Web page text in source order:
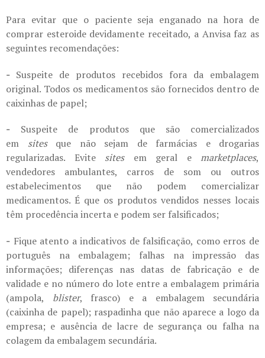
Para evitar que o paciente seja enganado na hora de
comprar esteroide devidamente receitado, a Anvisa faz as
seguintes recomendações:
- Suspeite de produtos recebidos fora da embalagem
original. Todos os medicamentos são fornecidos dentro de
caixinhas de papel;
- Suspeite de produtos que são comercializados
em sitesque não sejam de farmácias e drogarias
regularizadas. Evite sites em geral e marketplaces,
vendedores ambulantes, carros de som ou outros
estabelecimentos que não podem comercializar
medicamentos. É que os produtos vendidos nesses locais
têm procedência incerta e podem ser falsificados;
- Fique atento a indicativos de falsificação, como erros de
português na embalagem; falhas na impressão das
informações; diferenças nas datas de fabricação e de
validade e no número do lote entre a embalagem primária
(ampola, blister, frasco) e a embalagem secundária
(caixinha de papel); raspadinha que não aparece a logo da
empresa; e ausência de lacre de segurança ou falha na
colagem da embalagem secundária.